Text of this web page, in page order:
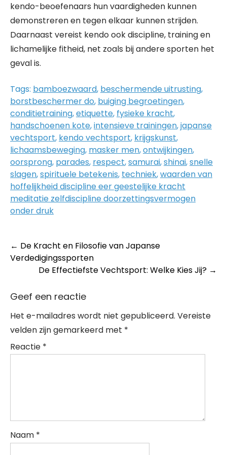
kendo-beoefenaars hun vaardigheden kunnen
demonstreren en tegen elkaar kunnen strijden.
Daarnaast vereist kendo ook discipline, training en
lichamelijke fitheid, net zoals bij andere sporten het
geval is.
Tags: bamboezwaard, beschermende uitrusting,
borstbeschermer do, buiging begroetingen,
conditietraining,etiquette, fysieke kracht,
handschoenen kote,intensieve trainingen,japanse
vechtsport, kendo vechtsport, krijgskunst,
lichaamsbeweging, masker men,ontwijkingen,
oorsprong, parades, respect,samurai,shinai,snelle
slagen,spirituele betekenis, techniek,waarden van
hoffelijkheid discipline eer geestelijke kracht
meditatie zelfdiscipline doorzettingsvermogen
onder druk
Post
navigation
← De Kracht en Filosofie van Japanse
Verdedigingssporten
De Effectiefste Vechtsport: Welke Kies Jij? →
Geef een reactie
Het e-mailadres wordt niet gepubliceerd. Vereiste
velden zijn gemarkeerd met *
Reactie *
Naam *